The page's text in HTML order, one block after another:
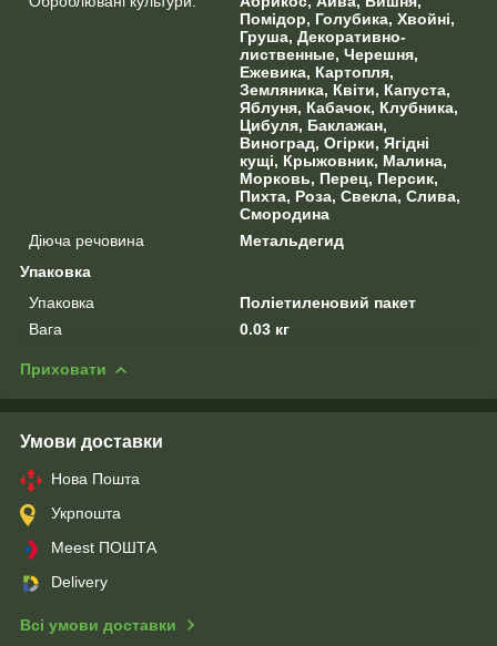
Помідор, Голубика, Хвойні,
Груша, Декоративно-
лиственные, Черешня,
Ежевика, Картопля,
Земляника, Квіти, Капуста,
Яблуня, Кабачок, Клубника,
Цибуля, Баклажан,
Виноград, Огірки, Ягідні
кущі, Крыжовник, Малина,
Морковь, Перец, Персик,
Пихта, Роза, Свекла, Слива,
Смородина
Діюча речовина
Метальдегид
Упаковка
Упаковка
Поліетиленовий пакет
Вага
0.03 кг
Приховати
Умови доставки
Нова Пошта
Укрпошта
Meest ПОШТА
Delivery
Всі умови доставки